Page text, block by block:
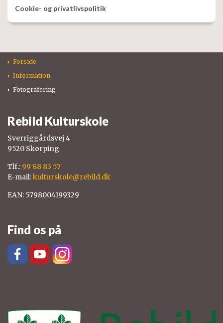
Cookie- og privatlivspolitik
Forside
Information
Fotografering
Rebild Kulturskole
Sverriggårdsvej 4
9520 Skørping
Tlf.: 99 88 83 57
E-mail:kulturskole@rebild.dk
EAN: 5798004199329
Find os på